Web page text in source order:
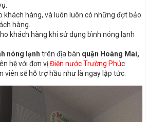
khách hàng, và luôn luôn có những đợt bảo
hàng.
khách hàng khi sử dụng bình nóng lạnh
nóng lạnh trên địa bàn quận Hoàng Mai,
hệ với đơn vịĐiện nước Trường Phúc
viên sẽ hỗ trợ hầu như là ngay lập tức.